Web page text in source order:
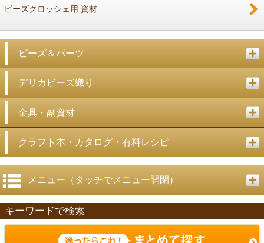
ビーズクロッシェ用 資材
ビーズ＆パーツ
デリカビーズ織り
金具・副資材
クラフト本・カタログ・有料レシピ
メニュー（タッチでメニュー開閉）
キーワードで検索